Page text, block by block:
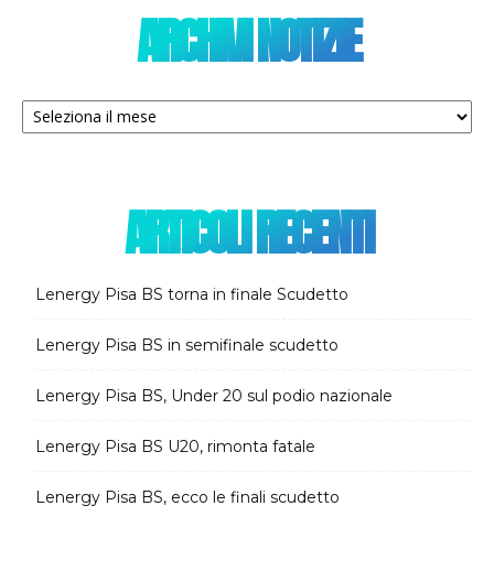
ARCHIVI NOTIZIE
Archivi
notizie
ARTICOLI RECENTI
Lenergy Pisa BS torna in finale Scudetto
Lenergy Pisa BS in semifinale scudetto
Lenergy Pisa BS, Under 20 sul podio nazionale
Lenergy Pisa BS U20, rimonta fatale
Lenergy Pisa BS, ecco le finali scudetto